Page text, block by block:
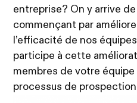
entreprise? On y arrive
commençant par
l’efficacité de nos
participe à cette
membres de votre équipe
processus de